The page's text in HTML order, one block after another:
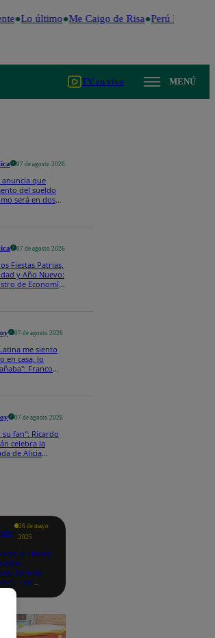
Lo último Me Caigo de Risa Perú Decide
TV en vivo MENÚ
07 de agosto 2026
anuncia que
del sueldo
será en dos
07 de agosto 2026
Fiestas Patrias,
y Año Nuevo:
de Economía
07 de agosto 2026
me siento
en casa, lo
Franco
07 de agosto 2026
su fan": Ricardo
celebra la
de Alicia
26 de mayo
2025
si tienes
tu DNI:
los